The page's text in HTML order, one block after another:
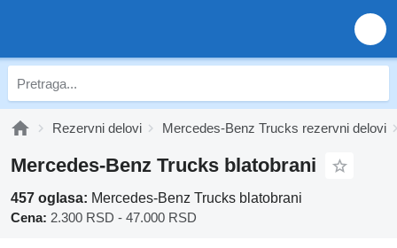
Rezervni delovi Mercedes-Benz Trucks rezervni delovi
Mercedes-Benz Trucks blatobrani
457 oglasa: Mercedes-Benz Trucks blatobrani
Cena: 2.300 RSD - 47.000 RSD